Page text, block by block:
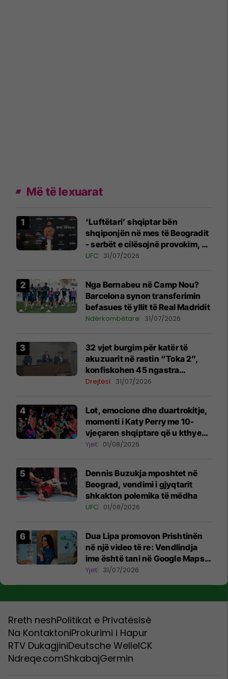
Më të lexuarat
‘Luftëtari’ shqiptar bën
shqiponjën në mes të Beogradit
- serbët e cilësojnë provokim, ai
e cilëson simbol të identitetit
UFC 31/07/2026
Nga Bernabeu në Camp Nou?
Barcelona synon transferimin
befasues të yllit të Real Madridit
Ndërkombëtare 31/07/2026
32 vjet burgim për katër të
akuzuarit në rastin “Toka 2”,
konfiskohen 45 ngastra
kadastrale
Drejtësi 31/07/2026
Lot, emocione dhe duartrokitje,
momenti i Katy Perry me 10-
vjeçaren shqiptare që u kthye
në simbolin e natës në Sunny
Yjet 01/08/2026
Dennis Buzukja mposhtet në
Beograd, vendimi i gjyqtarit
shkakton polemika të mëdha
UFC 01/08/2026
Dua Lipa promovon Prishtinën
në një video të re: Vendlindja
ime është tani në Google Maps
Street View
Yjet 31/07/2026
Rreth neshPolitikat e Privatësisë
Na KontaktoniProkurimi i Hapur
RTV DukagjiniDeutsche WelleICK
Ndreqe.comShkabajGermin